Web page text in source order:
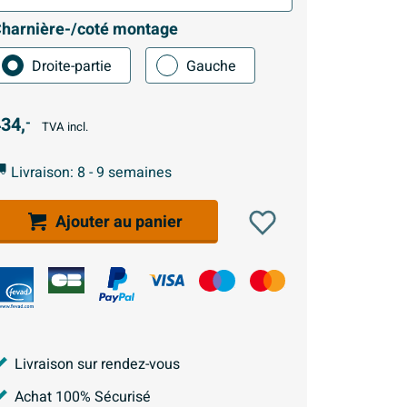
coté montage
Droite-partie Gauche
- TVA incl.
Livraison: 8 - 9 semaines
Ajouter au panier
Livraison sur rendez-vous
Achat 100% Sécurisé